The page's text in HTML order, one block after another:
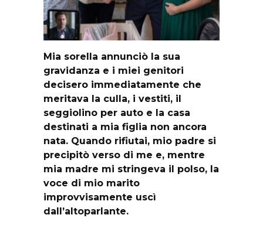
Mia sorella annunciò la sua
gravidanza e i miei genitori
decisero immediatamente che
meritava la culla, i vestiti, il
seggiolino per auto e la casa
destinati a mia figlia non ancora
nata. Quando rifiutai, mio padre si
precipitò verso di me e, mentre
mia madre mi stringeva il polso, la
voce di mio marito
improvvisamente uscì
dall’altoparlante.